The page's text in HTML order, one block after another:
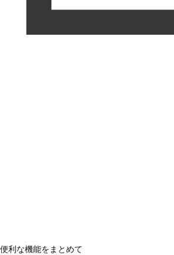
便利な機能をまとめて